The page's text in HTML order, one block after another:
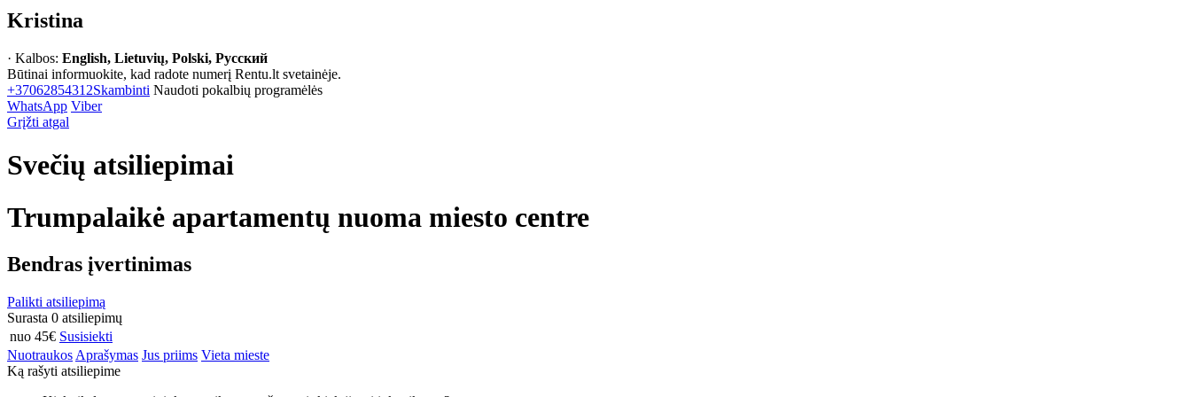
Kristina
· Kalbos: English, Lietuvių, Polski, Русский
Būtinai informuokite, kad radote numerį Rentu.lt svetainėje.
+37062854312Skambinti Naudoti pokalbių programėlės
WhatsApp Viber
Grįžti atgal
Svečių atsiliepimai
Trumpalaikė apartamentų nuoma miesto centre
Bendras įvertinimas
Palikti atsiliepimą
Surasta 0 atsiliepimų
nuo 45€ Susisiekti
Nuotraukos Aprašymas Jus priims Vieta mieste
Ką rašyti atsiliepime